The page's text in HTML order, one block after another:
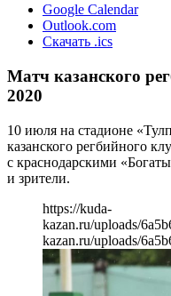
Google Calendar
Outlook.com
Скачать .ics
Матч казанского
2020
10 июля на стадионе
казанского регбийного
с краснодарскими
и зрители.
https://kuda-
kazan.ru/uploads/
kazan.ru/uploads/